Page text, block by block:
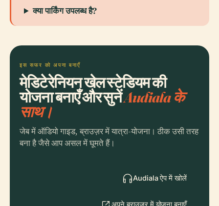
क्या पार्किंग उपलब्ध है?
इस सफर को अपना बनाएँ
मेडिटेरेनियन खेल स्टेडियम की
योजना बनाएँ और सुनेंAudiala के
साथ।
जेब में ऑडियो गाइड, ब्राउज़र में यात्रा-योजना। ठीक उसी तरह
बना है जैसे आप असल में घूमते हैं।
Audiala ऐप में खोलें
अपने ब्राउज़र में योजना बनाएँ